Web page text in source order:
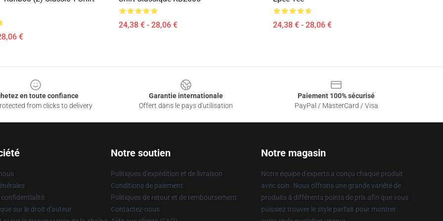
€
24,38 € - 28,06 € 24,38 € - 28,06 €
en toute confiance
from clicks to delivery
Garantie internationale
Offert dans le pays d'utilisation
Paiement 100% sécurisé
PayPal / MasterCard / Visa
confidentialité
sur le droit d'auteur
Notre soutien
Politiques d'expédition et de livraison
Conditions de paiement
Politiques de retour et de remboursement
Contactez-nous
Notre magasin
Notre équipe d'experts a conçu chaque produit
avec soin. Nous offrons une grande variété de
produits à différents points de prix afin que vous
puissiez trouver le style parfait pour montrer